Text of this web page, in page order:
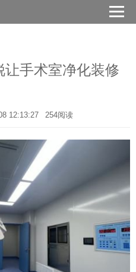
让手术室净化装修
12:13:27 254阅读